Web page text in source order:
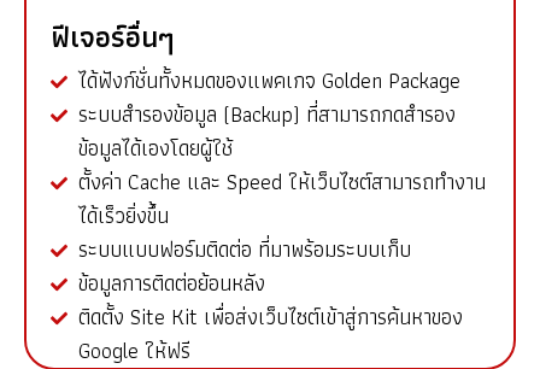
ฟีเจอร์อื่นๆ
ได้ฟังก์ชั่นทั้งหมดของแพคเกจ Golden Package
ระบบสำรองข้อมูล (Backup) ที่สามารถกดสำรอง
ข้อมูลได้เองโดยผู้ใช้
ตั้งค่า Cache และ Speed ให้เว็บไซต์สามารถทำงาน
ได้เร็วยิ่งขึ้น
ระบบแบบฟอร์มติดต่อ ที่มาพร้อมระบบเก็บ
ข้อมูลการติดต่อย้อนหลัง
ติดตั้ง Site Kit เพื่อส่งเว็บไซต์เข้าสู่การค้นหาของ
Google ให้ฟรี